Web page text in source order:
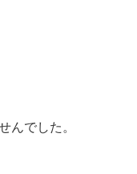
んでした。